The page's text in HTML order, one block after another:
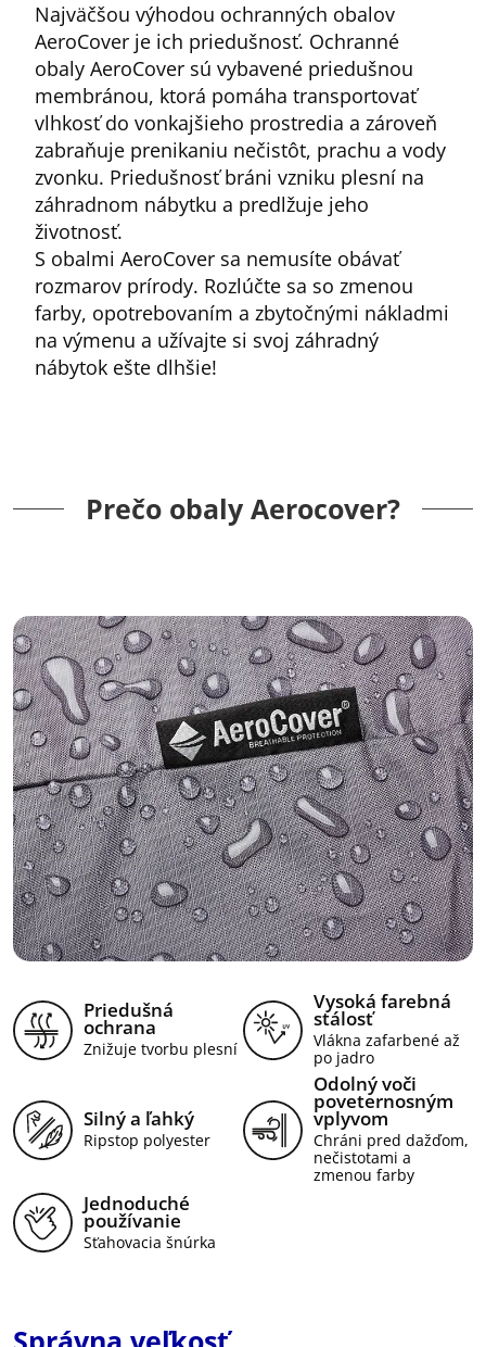
Najväčšou výhodou ochranných obalov
AeroCover je ich priedušnosť. Ochranné
obaly AeroCover sú vybavené priedušnou
membránou, ktorá pomáha transportovať
vlhkosť do vonkajšieho prostredia a zároveň
zabraňuje prenikaniu nečistôt, prachu a vody
zvonku. Priedušnosť bráni vzniku plesní na
záhradnom nábytku a predlžuje jeho
životnosť.
S obalmi AeroCover sa nemusíte obávať
rozmarov prírody. Rozlúčte sa so zmenou
farby, opotrebovaním a zbytočnými nákladmi
na výmenu a užívajte si svoj záhradný
nábytok ešte dlhšie!
Prečo obaly Aerocover?
Priedušná
ochrana
Znižuje tvorbu plesní
Vysoká farebná
stálosť
Vlákna zafarbené až
po jadro
Silný a ľahký
Ripstop polyester
Odolný voči
poveternosným
vplyvom
Chráni pred dažďom,
nečistotami a
zmenou farby
Jednoduché
používanie
Sťahovacia šnúrka